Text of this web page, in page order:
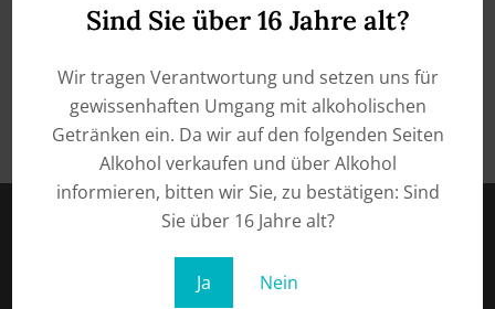
Sind Sie über 16 Jahre alt?
Wir tragen Verantwortung und setzen uns für
gewissenhaften Umgang mit alkoholischen
Getränken ein. Da wir auf den folgenden Seiten
Alkohol verkaufen und über Alkohol
informieren, bitten wir Sie, zu bestätigen: Sind
Sie über 16 Jahre alt?
Ja Nein